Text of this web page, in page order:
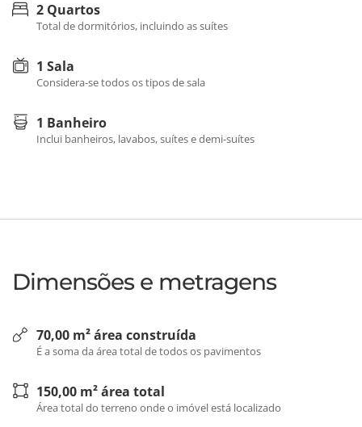
2 Quartos
Total de dormitórios, incluindo as suítes
1 Sala
Considera-se todos os tipos de sala
1 Banheiro
Inclui banheiros, lavabos, suítes e demi-suítes
Dimensões e metragens
70,00 m² área construída
É a soma da área total de todos os pavimentos
150,00 m² área total
Área total do terreno onde o imóvel está localizado